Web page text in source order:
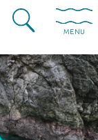
MENU